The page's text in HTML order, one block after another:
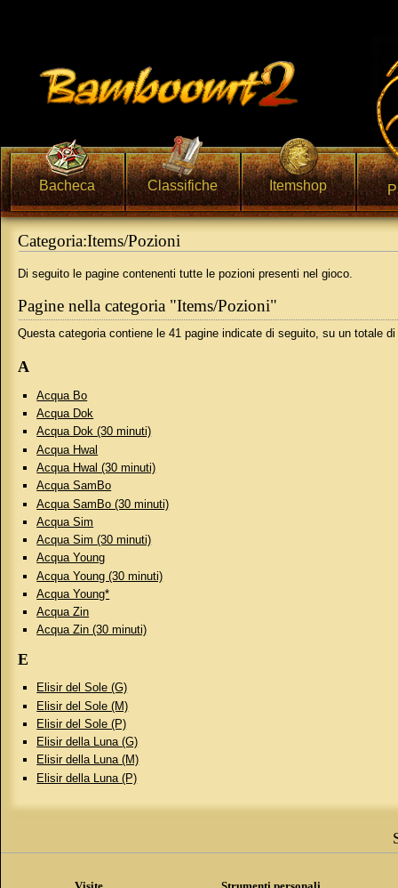
Bacheca Classifiche Itemshop
Categoria:Items/Pozioni
Di seguito le pagine contenenti tutte le pozioni presenti nel gioco.
Pagine nella categoria "Items/Pozioni"
Questa categoria contiene le 41 pagine indicate di seguito, su un totale
A
Acqua Bo
Acqua Dok
Acqua Dok (30 minuti)
Acqua Hwal
Acqua Hwal (30 minuti)
Acqua SamBo
Acqua SamBo (30 minuti)
Acqua Sim
Acqua Sim (30 minuti)
Acqua Young
Acqua Young (30 minuti)
Acqua Young*
Acqua Zin
Acqua Zin (30 minuti)
E
Elisir del Sole (G)
Elisir del Sole (M)
Elisir del Sole (P)
Elisir della Luna (G)
Elisir della Luna (M)
Elisir della Luna (P)